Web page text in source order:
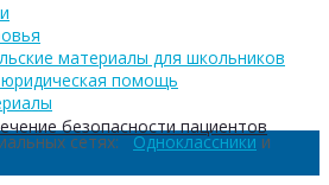
безопасности пациентов
материалы для школьников
помощь
сетях:Одноклассникии